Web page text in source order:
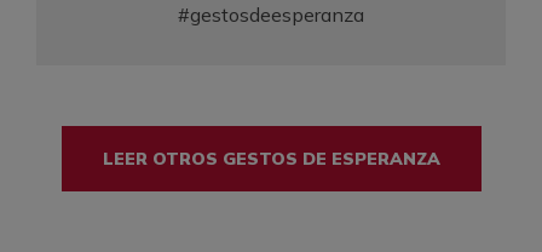
#gestosdeesperanza
LEER OTROS GESTOS DE ESPERANZA